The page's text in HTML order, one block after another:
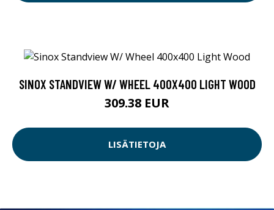
SINOX STANDVIEW W/ WHEEL 400X400 LIGHT WOOD
309.38 EUR
LISÄTIETOJA